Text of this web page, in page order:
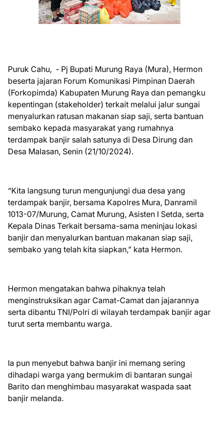
Puruk Cahu, - Pj Bupati Murung Raya (Mura), Hermon
beserta jajaran Forum Komunikasi Pimpinan Daerah
(Forkopimda) Kabupaten Murung Raya dan pemangku
kepentingan (stakeholder) terkait melalui jalur sungai
menyalurkan ratusan makanan siap saji, serta bantuan
sembako kepada masyarakat yang rumahnya
terdampak banjir salah satunya di Desa Dirung dan
Desa Malasan, Senin (21/10/2024).
“Kita langsung turun mengunjungi dua desa yang
terdampak banjir, bersama Kapolres Mura, Danramil
1013-07/Murung, Camat Murung, Asisten I Setda, serta
Kepala Dinas Terkait bersama-sama meninjau lokasi
banjir dan menyalurkan bantuan makanan siap saji,
sembako yang telah kita siapkan,” kata Hermon.
Hermon mengatakan bahwa pihaknya telah
menginstruksikan agar Camat-Camat dan jajarannya
serta dibantu TNI/Polri di wilayah terdampak banjir agar
turut serta membantu warga.
Ia pun menyebut bahwa banjir ini memang sering
dihadapi warga yang bermukim di bantaran sungai
Barito dan menghimbau masyarakat waspada saat
banjir melanda.